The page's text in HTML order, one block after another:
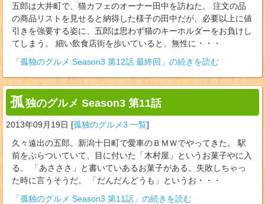
五郎は大井町で、猫カフェのオーナー田中を訪ねた。 注文の品
の商品リストを見せると納得した様子の田中だが、必要以上に値
引きを強要する姿に、五郎は思わず猫のキーホルダーをお負けし
てしまう。 細い飲食店街を歩いていると、無性に・・・
「孤独のグルメ Season3 第12話 最終回」の続きを読む
孤独のグルメ Season3 第11話
2013年09月19日 [孤独のグルメ3 一覧]
久々遠出の五郎。新潟十日町で愛車のＢＭＷでやってきた。 駅
前をぶらついていて、目に付いた「木村屋」というお菓子やに入
る。 「あさささ」と書いていあるお菓子がある。失敗しちゃっ
た時に言うそうだ。 「だんだんどうも」というお・・・
「孤独のグルメ Season3 第11話」の続きを読む